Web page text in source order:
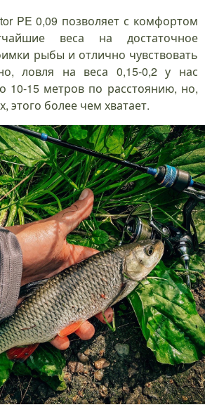
PE 0,09 позволяет с комфортом
веса на достаточное
рыбы и отлично чувствовать
ловля на веса 0,15-0,2 у нас
10-15 метров по расстоянию, но,
этого более чем хватает.